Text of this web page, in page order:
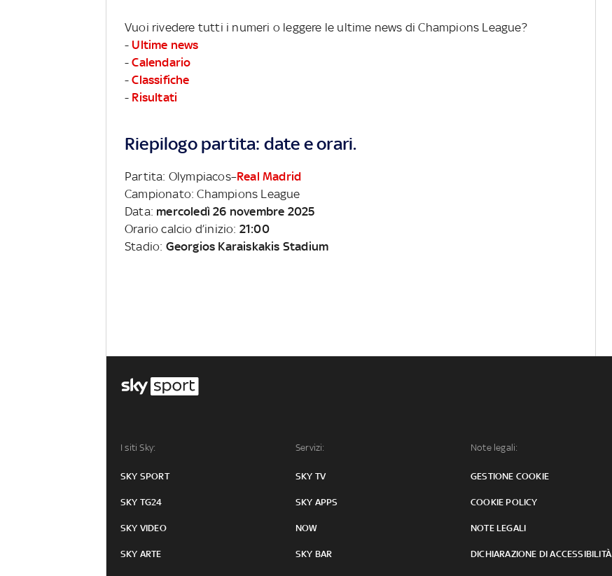
Vuoi rivedere tutti i numeri o leggere le ultime news di Champions League?
- Ultime news
-Calendario
-Classifiche
- Risultati
Riepilogo partita: date e orari.
Partita: Olympiacos–Real Madrid
Campionato: Champions League
Data: mercoledì 26 novembre 2025
Orario calcio d’inizio: 21:00
Stadio: Georgios Karaiskakis Stadium
I siti Sky:
SKY SPORT
SKY TG24
SKY VIDEO
SKY ARTE
Servizi:
SKY TV
SKY APPS
NOW
SKY BAR
Note legali:
GESTIONE COOKIE
COOKIE POLICY
NOTE LEGALI
DICHIARAZIONE DI ACCESSIBILITÀ